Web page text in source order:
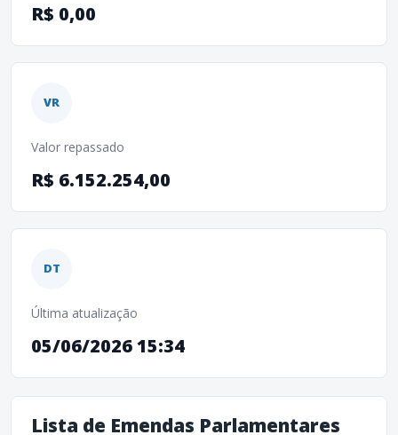
R$ 0,00
VR
Valor repassado
R$ 6.152.254,00
DT
Última atualização
05/06/2026 15:34
Lista de Emendas Parlamentares